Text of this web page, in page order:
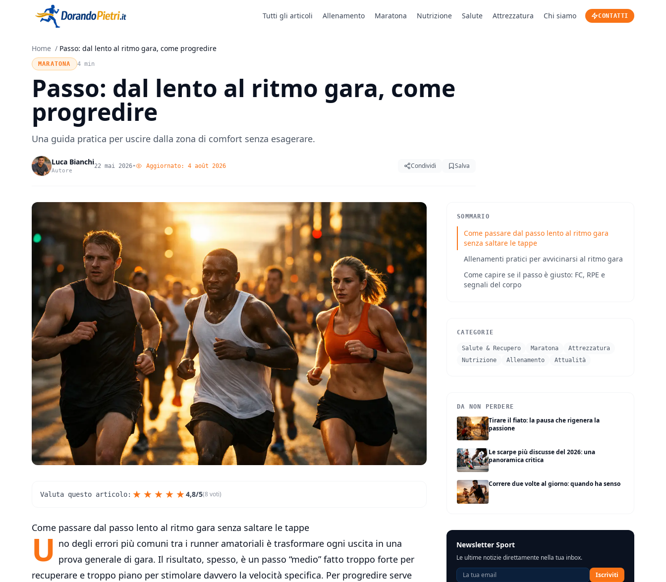
Tutti gli articoli Allenamento Maratona Nutrizione Salute Attrezzatura Chi siamo CONTATTI
Home / Passo: dal lento al ritmo gara, come progredire
MARATONA 4 min
Passo: dal lento al ritmo gara, come
progredire
Una guida pratica per uscire dalla zona di comfort senza esagerare.
Luca Bianchi
Autore
22 mai 2026• Aggiornato: 4 août 2026 Condividi Salva
Valuta questo articolo: ★ ★ ★ ★ ★4,8/5(8 voti)
Come passare dal passo lento al ritmo gara senza saltare le tappe
U no degli errori più comuni tra i runner amatoriali è trasformare ogni uscita in una
prova generale di gara. Il risultato, spesso, è un passo “medio” fatto troppo forte per
recuperare e troppo piano per stimolare davvero la velocità specifica. Per progredire serve
SOMMARIO
Come passare dal passo lento al ritmo gara
senza saltare le tappe
Allenamenti pratici per avvicinarsi al ritmo gara
Come capire se il passo è giusto: FC, RPE e
segnali del corpo
CATEGORIE
Salute & Recupero Maratona
Attrezzatura
Nutrizione
Allenamento Attualità
DA NON PERDERE
Tirare il fiato: la pausa che rigenera la
passione
Le scarpe più discusse del 2026: una
panoramica critica
Correre due volte al giorno: quando ha senso
Newsletter Sport
Le ultime notizie direttamente nella tua inbox.
Iscriviti